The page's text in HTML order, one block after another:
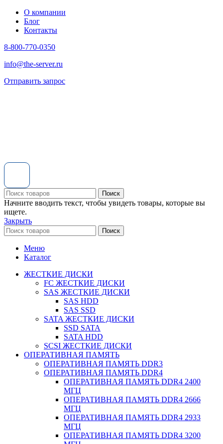
О компании
Блог
Контакты
8-800-770-0350
info@the-server.ru
Отправить запрос
Поиск
Начните вводить текст, чтобы увидеть товары, которые вы
ищете.
Закрыть
Поиск
Меню
Каталог
ЖЕСТКИЕ ДИСКИ
FC ЖЕСТКИЕ ДИСКИ
SAS ЖЕСТКИЕ ДИСКИ
SAS HDD
SAS SSD
SATA ЖЕСТКИЕ ДИСКИ
SSD SATA
SATA HDD
SCSI ЖЕСТКИЕ ДИСКИ
ОПЕРАТИВНАЯ ПАМЯТЬ
ОПЕРАТИВНАЯ ПАМЯТЬ DDR3
ОПЕРАТИВНАЯ ПАМЯТЬ DDR4
ОПЕРАТИВНАЯ ПАМЯТЬ DDR4 2400
МГЦ
ОПЕРАТИВНАЯ ПАМЯТЬ DDR4 2666
МГЦ
ОПЕРАТИВНАЯ ПАМЯТЬ DDR4 2933
МГЦ
ОПЕРАТИВНАЯ ПАМЯТЬ DDR4 3200